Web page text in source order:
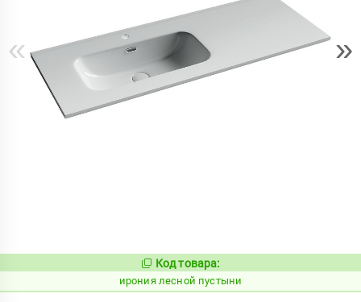
« »
Код:
1099575
Код товара:
ирония лесной пустыни